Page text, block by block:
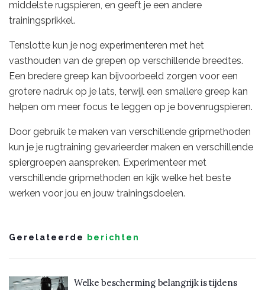
middelste rugspieren, en geeft je een andere
trainingsprikkel.
Tenslotte kun je nog experimenteren met het
vasthouden van de grepen op verschillende breedtes.
Een bredere greep kan bijvoorbeeld zorgen voor een
grotere nadruk op je lats, terwijl een smallere greep kan
helpen om meer focus te leggen op je bovenrugspieren.
Door gebruik te maken van verschillende gripmethoden
kun je je rugtraining gevarieerder maken en verschillende
spiergroepen aanspreken. Experimenteer met
verschillende gripmethoden en kijk welke het beste
werken voor jou en jouw trainingsdoelen.
Gerelateerde berichten
Welke bescherming belangrijk is tijdens